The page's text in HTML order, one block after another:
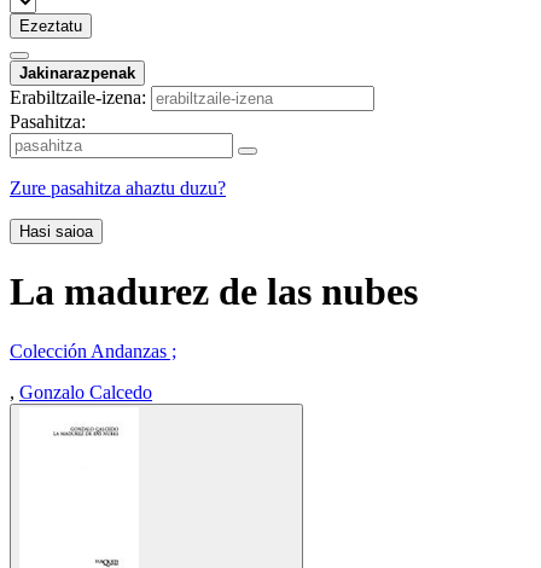
Ezeztatu
Jakinarazpenak
Erabiltzaile-izena:
Pasahitza:
Zure pasahitza ahaztu duzu?
Hasi saioa
La madurez de las nubes
Colección Andanzas ;
, Gonzalo Calcedo